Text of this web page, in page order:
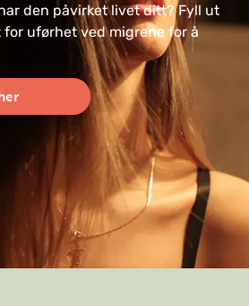
den påvirket livet ditt? Fyll ut
uførhet ved migrene for å